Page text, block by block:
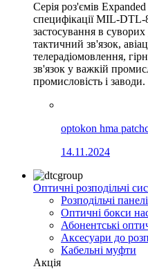
Серія роз'ємів
специфікації MIL-DTL-
застосування в
тактичний зв'язок,
телерадіомовлення,
зв'язок у важкій
промисловість і заводи.
optokon hma
14.11.2024
Оптичні розподільчі
Розподільчі
Оптичні бокси
Абонентські
Аксесуари до
Кабельні муфти
Акція